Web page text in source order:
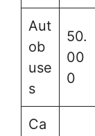
Aut
ob
use
s
50.
00
0
Ca